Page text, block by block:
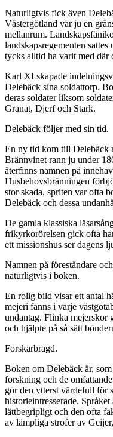
Naturligtvis fick även
Västergötland var ju en
mellanrum.
landskapsregementen
tycks alltid ha varit med där
Karl XI skapade
Delebäck sina soldattorp.
deras soldater liksom
Granat, Djerf och Stark.
Delebäck följer med sin tid.
En ny tid kom till Delebäck
Brännvinet rann ju under
återfinns namnen på
Husbehovsbränningen
stor skada, spriten var ofta
Delebäck och dessa
De gamla klassiska
frikyrkorörelsen gick ofta
ett missionshus ser dagens
Namnen på föreståndare
naturligtvis i boken.
En rolig bild visar ett antal
mejeri fanns i varje
undantag. Flinka mejerskor
och hjälpte på så sätt
Forskarbragd.
Boken om Delebäck är,
forskning och de
gör den ytterst värdefull för
historieintresserade.
lättbegripligt och den ofta
av lämpliga strofer av